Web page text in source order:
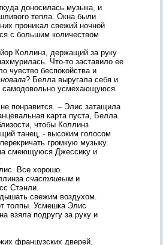
доносилась музыка, и
тепла. Окна были
проникал свежий ночной
с большим количеством
Коллинз, держащий за руку
Что-то заставило ее
чувство беспокойства и
? Белла выругала себя и
самодовольно усмехающуюся
понравится. – Элис затащила
карта пуста, Белла.
чтобы Коллинз
танец, - высоким голосом
громкую музыку.
смеющуюся Джессику и
Все хорошо.
счастливым и
Стэнли.
свежим воздухом.
толпы. Усмешка Элис
взяла подругу за руку и
французских дверей,